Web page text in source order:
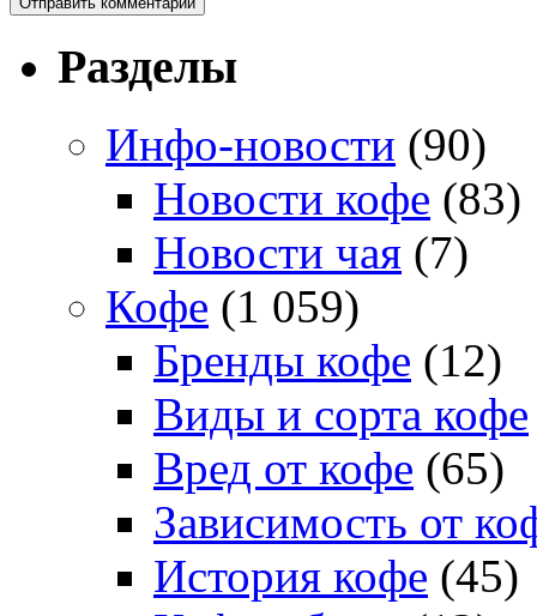
Разделы
Инфо-новости (90)
Новости кофе (83)
Новости чая (7)
Кофе (1 059)
Бренды кофе (12)
Виды и сорта кофе
Вред от кофе (65)
Зависимость от
История кофе (45)